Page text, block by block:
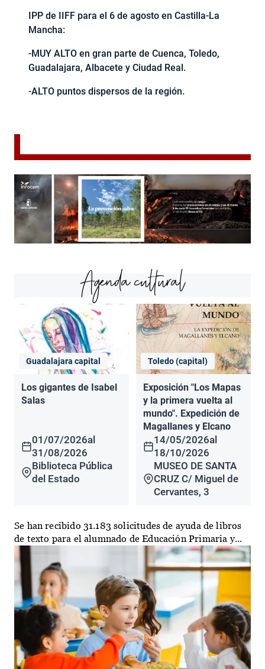
IPP de IIFF para el 6 de agosto en Castilla-La
Mancha:
-MUY ALTO en gran parte de Cuenca, Toledo,
Guadalajara, Albacete y Ciudad Real.
-ALTO puntos dispersos de la región.
Agenda cultural
Guadalajara capital
Los gigantes de Isabel
Salas
01/07/2026al
31/08/2026
Biblioteca Pública
del Estado
Toledo (capital)
Exposición "Los Mapas
y la primera vuelta al
mundo". Expedición de
Magallanes y Elcano
14/05/2026al
18/10/2026
MUSEO DE SANTA
CRUZ C/ Miguel de
Cervantes, 3
Se han recibido 31.183 solicitudes de ayuda de libros
de texto para el alumnado de Educación Primaria y...